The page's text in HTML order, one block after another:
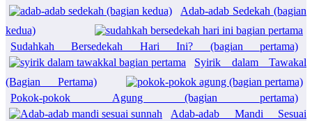
Adab-adab Sedekah (bagian
kedua)
Sudahkah Bersedekah Hari Ini? (bagian pertama)
Syirik dalam Tawakal
(Bagian Pertama)
Pokok-pokok Agung (bagian pertama)
Adab-adab Mandi Sesuai